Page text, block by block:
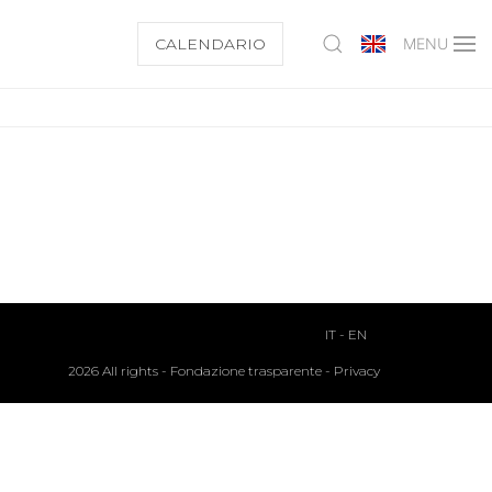
CALENDARIO MENU
IT - EN
2026 All rights - Fondazione trasparente - Privacy